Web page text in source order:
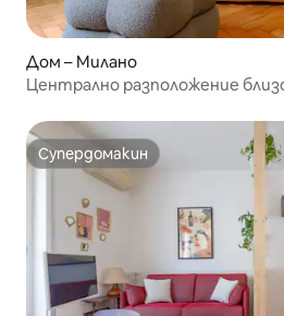
Дом – Милано
Централно разположение
Супердомакин
Супердомакин